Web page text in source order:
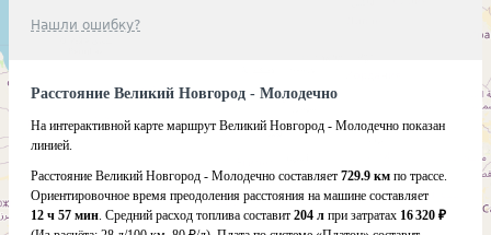
Нашли ошибку?
Расстояние Великий Новгород - Молодечно
На интерактивной карте маршрут Великий Новгород - Молодечно показан
линией.
Расстояние Великий Новгород - Молодечно составляет 729.9 км по трассе.
Ориентировочное время преодоления расстояния на машине составляет
12 ч 57 мин. Средний расход топлива составит 204 л при затратах 16 320 ₽